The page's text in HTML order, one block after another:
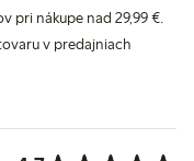
pri nákupe nad 29,99 €.
v predajniach